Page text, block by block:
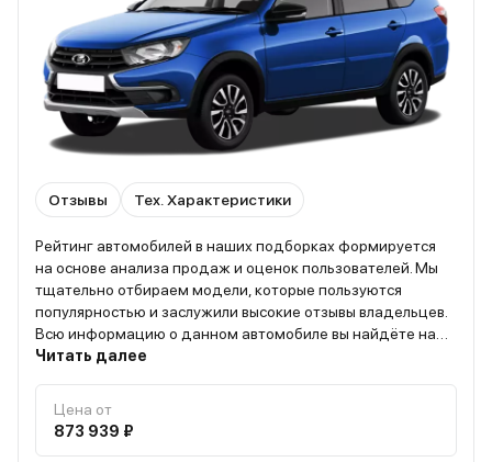
Отзывы Тех. Характеристики
Рейтинг автомобилей в наших подборках формируется
на основе анализа продаж и оценок пользователей. Мы
тщательно отбираем модели, которые пользуются
популярностью и заслужили высокие отзывы владельцев.
Всю информацию о данном автомобиле вы найдёте на
странице “О модели”
Читать далее
Цена от
873 939 ₽